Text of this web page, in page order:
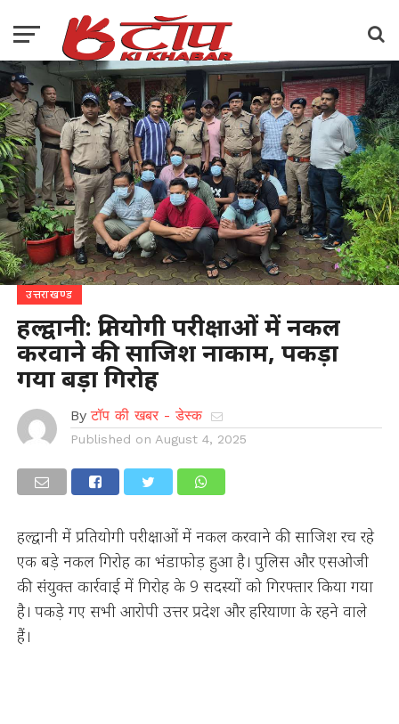
उत्तराखण्ड
हल्द्वानी: प्रतियोगी परीक्षाओं में नकल
करवाने की साजिश नाकाम, पकड़ा
गया बड़ा गिरोह
By टॉप की खबर - डेस्क
Published on August 4, 2025
हल्द्वानी में प्रतियोगी परीक्षाओं में नकल करवाने की साजिश रच रहे
एक बड़े नकल गिरोह का भंडाफोड़ हुआ है। पुलिस और एसओजी
की संयुक्त कार्रवाई में गिरोह के 9 सदस्यों को गिरफ्तार किया गया
है। पकड़े गए सभी आरोपी उत्तर प्रदेश और हरियाणा के रहने वाले
हैं।